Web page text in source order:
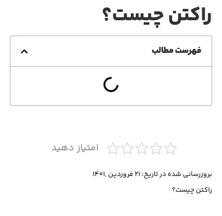
راکتن چیست؟
فهرست مطالب
امتیاز دهید
بروزرسانی شده در تاریخ: ۲۱ فروردین ,۱۴۰۱
راکتن چیست؟